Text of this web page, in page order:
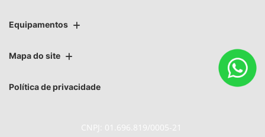
Equipamentos
Mapa do site
Política de privacidade
CNPJ: 01.696.819/0005-21